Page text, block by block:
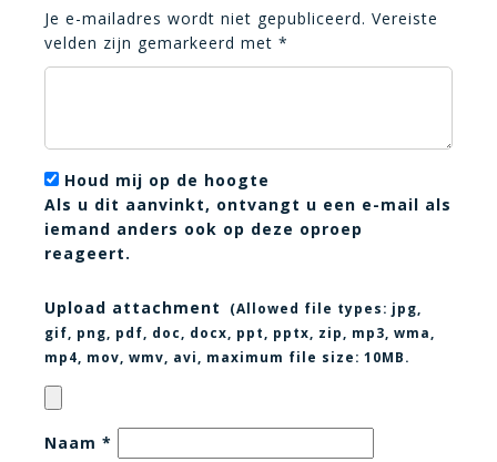
Je e-mailadres wordt niet gepubliceerd. Vereiste
velden zijn gemarkeerd met *
Houd mij op de hoogte
Als u dit aanvinkt, ontvangt u een e-mail als
iemand anders ook op deze oproep
reageert.
Upload attachment (Allowed file types: jpg,
gif, png, pdf, doc, docx, ppt, pptx, zip, mp3, wma,
mp4, mov, wmv, avi
, maximum file size: 10MB.
Naam *